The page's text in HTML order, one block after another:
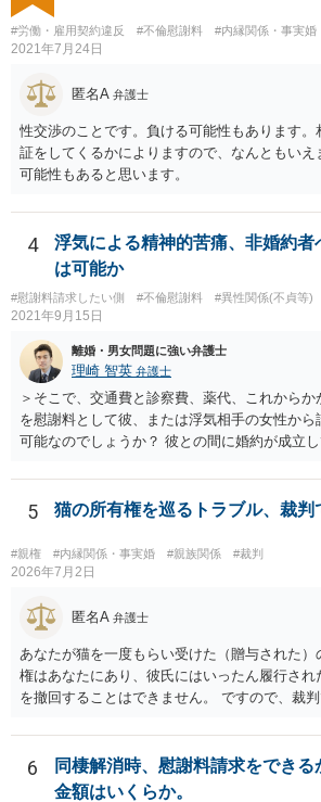
るのであれば払っておしまいにする、という考
#労働・雇用契約違反 #不倫慰謝料 #内縁関係・事実婚
2021年7月24日
匿名A 弁護士
性交渉のことです。負ける可能性もあります。
証をしてくるかによりますので、なんともいえ
可能性もあると思います。
4
浮気による精神的苦痛、非婚約者
は可能か
#慰謝料請求したい側 #不倫慰謝料 #異性関係(不貞等)
2021年9月15日
離婚・男女問題に強い弁護士
理崎 智英 弁護士
＞そこで、交通費と診察費、薬代、これから
を慰謝料として彼、または浮気相手の女性から
可能なのでしょうか？ 彼との間に婚約が成立
5 猫の所有権を巡るトラブル、裁判
#親権 #内縁関係・事実婚 #親族関係 #裁判
2026年7月2日
匿名A 弁護士
あなたが猫を一度もらい受けた（贈与された
権はあなたにあり、彼氏にはいったん履行さ
を撤回することはできません。 ですので、裁
の事情からははっきりしませんので、早めに
がいいでしょう。 場合によっては弁護士名で
がいいかもしれません。
6
同棲解消時、慰謝料請求をでき
金額はいくらか。